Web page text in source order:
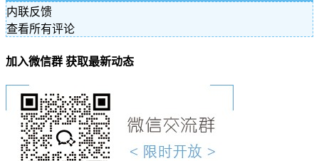
内联反馈
查看所有评论
加入微信群 获取最新动态